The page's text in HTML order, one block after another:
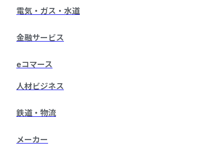
電気・ガス・水道
金融サービス
eコマース
人材ビジネス
鉄道・物流
メーカー